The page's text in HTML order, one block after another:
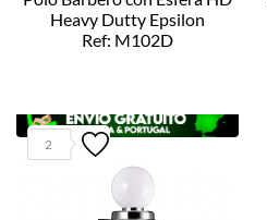
Heavy Dutty Epsilon
Ref: M102D
2